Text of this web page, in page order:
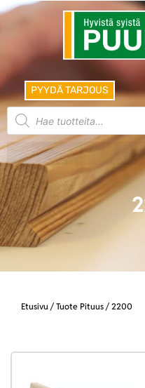
PYYDÄ TARJOUS
Etusivu / Tuote Pituus / 2200